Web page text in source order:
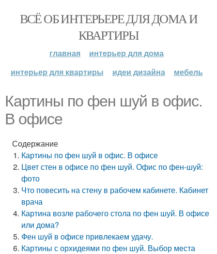
ВСЁ ОБ ИНТЕРЬЕРЕ ДЛЯ ДОМА И
КВАРТИРЫ
главная
интерьер для дома
интерьер для квартиры
идеи дизайна мебель
Картины по фен шуй в офис.
В офисе
Содержание
Картины по фен шуй в офис. В офисе
Цвет стен в офисе по фен шуй. Офис по фен-шуй:
фото
Что повесить на стену в рабочем кабинете. Кабинет
врача
Картина возле рабочего стола по фен шуй. В офисе
или дома?
Фен шуй в офисе привлекаем удачу.
Картины с орхидеями по фен шуй. Выбор места